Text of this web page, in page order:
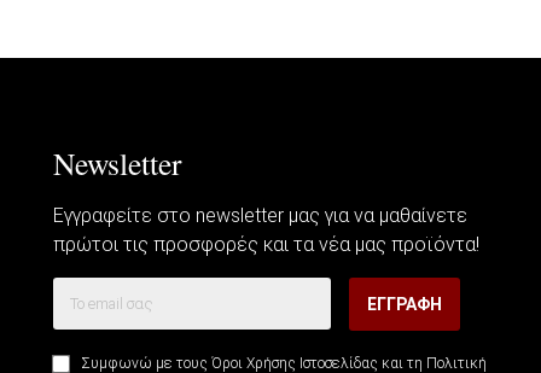
Newsletter
Εγγραφείτε στο newsletter μας για να μαθαίνετε
πρώτοι τις προσφορές και τα νέα μας προϊόντα!
ΕΓΓΡΑΦΉ
Συμφωνώ με τους Όροι Χρήσης Ιστοσελίδας και τη Πολιτική